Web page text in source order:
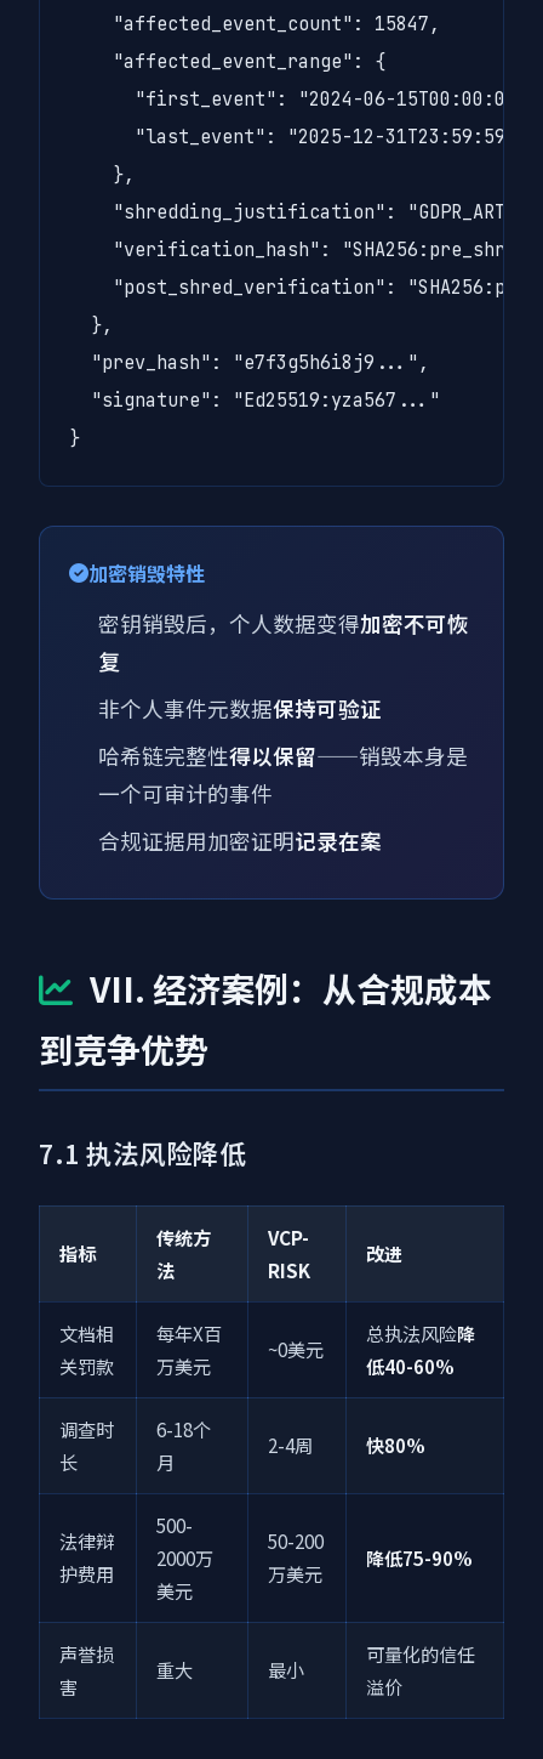
    "affected_event_count": 15847,
    "affected_event_range": {
"first_event": "2024-06-
      "last_event": "2025-12-31T23:59:59Z"
    },
"shredding_justification":
"verification_hash":
"post_shred_verification":
  },
  "prev_hash": "e7f3g5h6i8j9...",
  "signature": "Ed25519:yza567..."
}
加密销毁特性
密钥销毁后，个人数据变得加密不可恢
复
非个人事件元数据保持可验证
哈希链完整性得以保留——销毁本身是
一个可审计的事件
合规证据用加密证明记录在案
VII. 经济案例：从合规成本
到竞争优势
7.1 执法风险降低
指标
传统方
法
VCP-
RISK
改进
文档相
关罚款
每年X百
万美元
~0美元
总执法风险降
低40-60%
调查时
长
6-18个
月
2-4周 快80%
法律辩
护费用
500-
2000万
美元
50-200
万美元
降低75-90%
声誉损
害
重大 最小
可量化的信任
溢价